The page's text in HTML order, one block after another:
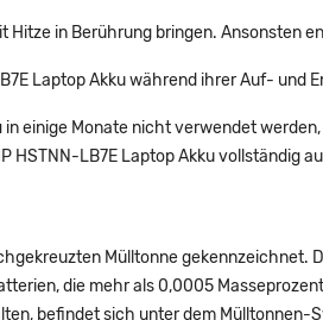
Hitze in Berührung bringen. Ansonsten
Laptop Akku während ihrer Auf- und
in einige Monate nicht verwendet
HSTNN-LB7E Laptop Akku vollständig
Mülltonne gekennzeichnet.
die mehr als 0,0005
befindet sich unter dem